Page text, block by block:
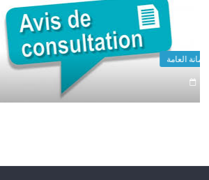
الأمانة العامة